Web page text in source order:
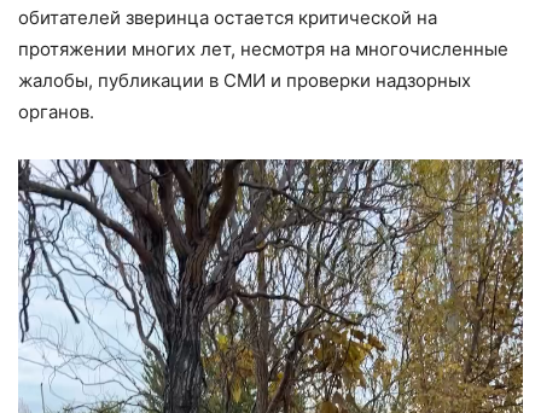
обитателей зверинца остается критической на
протяжении многих лет, несмотря на многочисленные
жалобы, публикации в СМИ и проверки надзорных
органов.